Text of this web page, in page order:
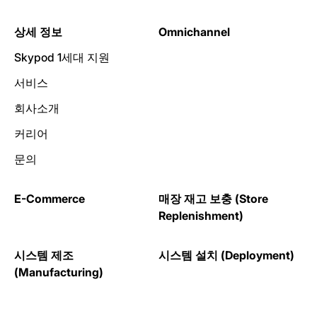
상세 정보
Skypod 1세대 지원
서비스
회사소개
커리어
문의
Omnichannel
E-Commerce
매장 재고 보충 (Store
Replenishment)
시스템 제조
(Manufacturing)
시스템 설치 (Deployment)